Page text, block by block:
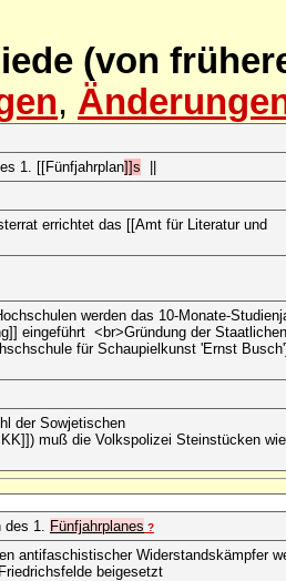
(von
,
1. [[Fünfjahrplan]]s ||
errichtet das [[Amt für Literatur und
werden das 10-Monate-
eingeführt <br>Gründung der Staatlichen
für Schaupielkunst 'Ernst
der Sowjetischen
muß die Volkspolizei Steinstücken
des 1. Fünfjahrplanes ?
antifaschistischer Widerstandskämpfer
beigesetzt